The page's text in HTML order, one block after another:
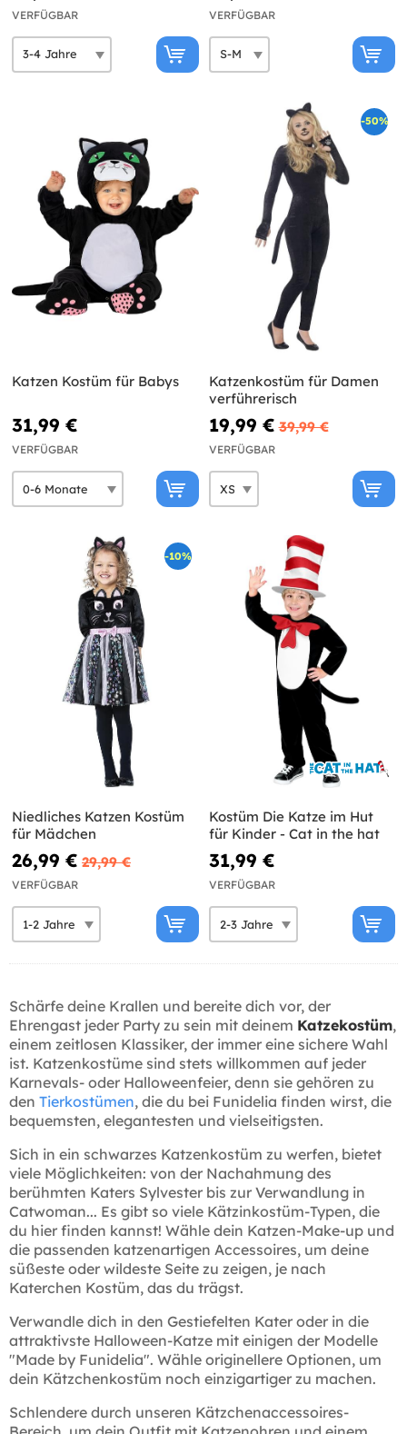
VERFÜGBAR VERFÜGBAR
Katzen Kostüm für Babys
31,99 €
VERFÜGBAR
-50%
Katzenkostüm für Damen
verführerisch
19,99 € 39,99 €
VERFÜGBAR
-10%
Niedliches Katzen Kostüm
für Mädchen
26,99 € 29,99 €
VERFÜGBAR
Kostüm Die Katze im Hut
für Kinder - Cat in the hat
31,99 €
VERFÜGBAR
Schärfe deine Krallen und bereite dich vor, der
Ehrengast jeder Party zu sein mit deinem Katzekostüm,
einem zeitlosen Klassiker, der immer eine sichere Wahl
ist. Katzenkostüme sind stets willkommen auf jeder
Karnevals- oder Halloweenfeier, denn sie gehören zu
den Tierkostümen, die du bei Funidelia finden wirst, die
bequemsten, elegantesten und vielseitigsten.
Sich in ein schwarzes Katzenkostüm zu werfen, bietet
viele Möglichkeiten: von der Nachahmung des
berühmten Katers Sylvester bis zur Verwandlung in
Catwoman... Es gibt so viele Kätzinkostüm-Typen, die
du hier finden kannst! Wähle dein Katzen-Make-up und
die passenden katzenartigen Accessoires, um deine
süßeste oder wildeste Seite zu zeigen, je nach
Katerchen Kostüm, das du trägst.
Verwandle dich in den Gestiefelten Kater oder in die
attraktivste Halloween-Katze mit einigen der Modelle
"Made by Funidelia". Wähle originellere Optionen, um
dein Kätzchenkostüm noch einzigartiger zu machen.
Schlendere durch unseren Kätzchenaccessoires-